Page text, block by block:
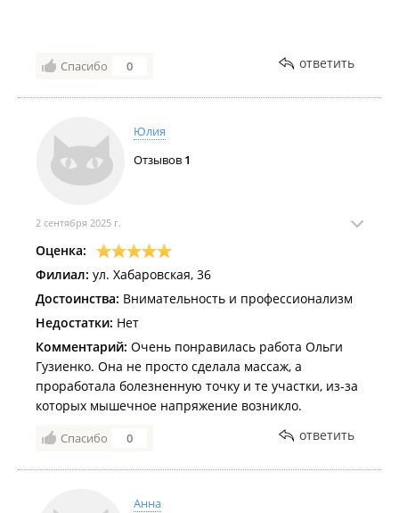
Спасибо 0 ответить
Юлия
Отзывов 1
2 сентября 2025 г.
Оценка:
Филиал: ул. Хабаровская, 36
Достоинства: Внимательность и профессионализм
Недостатки: Нет
Комментарий: Очень понравилась работа Ольги
Гузиенко. Она не просто сделала массаж, а
проработала болезненную точку и те участки, из-за
которых мышечное напряжение возникло.
Спасибо 0 ответить
Анна